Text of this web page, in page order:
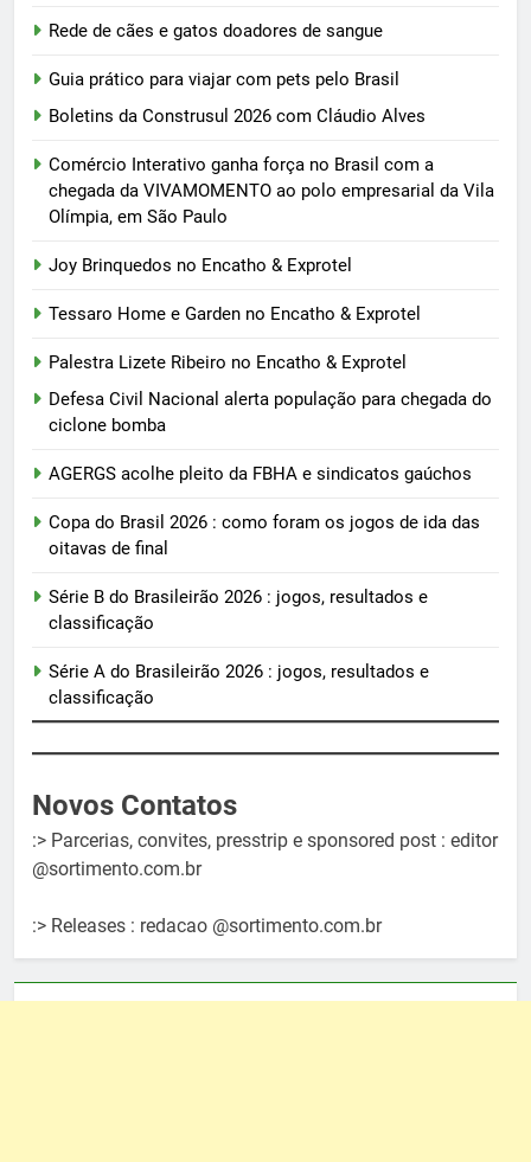
Rede de cães e gatos doadores de sangue
Guia prático para viajar com pets pelo Brasil
Boletins da Construsul 2026 com Cláudio Alves
Comércio Interativo ganha força no Brasil com a
chegada da VIVAMOMENTO ao polo empresarial da Vila
Olímpia, em São Paulo
Joy Brinquedos no Encatho & Exprotel
Tessaro Home e Garden no Encatho & Exprotel
Palestra Lizete Ribeiro no Encatho & Exprotel
Defesa Civil Nacional alerta população para chegada do
ciclone bomba
AGERGS acolhe pleito da FBHA e sindicatos gaúchos
Copa do Brasil 2026 : como foram os jogos de ida das
oitavas de final
Série B do Brasileirão 2026 : jogos, resultados e
classificação
Série A do Brasileirão 2026 : jogos, resultados e
classificação
Novos Contatos
:> Parcerias, convites, presstrip e sponsored post : editor
@sortimento.com.br
:> Releases : redacao @sortimento.com.br